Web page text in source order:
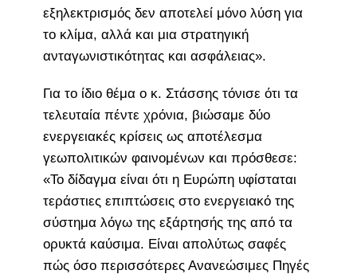
εξηλεκτρισμός δεν αποτελεί μόνο λύση για
το κλίμα, αλλά και μια στρατηγική
ανταγωνιστικότητας και ασφάλειας».
Για το ίδιο θέμα ο κ. Στάσσης τόνισε ότι τα
τελευταία πέντε χρόνια, βιώσαμε δύο
ενεργειακές κρίσεις ως αποτέλεσμα
γεωπολιτικών φαινομένων και πρόσθεσε:
«Το δίδαγμα είναι ότι η Ευρώπη υφίσταται
τεράστιες επιπτώσεις στο ενεργειακό της
σύστημα λόγω της εξάρτησής της από τα
ορυκτά καύσιμα. Είναι απολύτως σαφές
πώς όσο περισσότερες Ανανεώσιμες Πηγές